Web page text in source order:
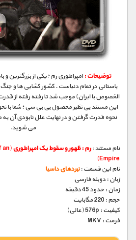
مستند های اختصاصی
توضیحات :امپراطوری رم ؛ یکی از بزرگترین
باستانی در تمام دنیاست . کشور کشایی ها و
الخصوص با ایران) موجب شد تا رفته رفته از
این مستند بی نظیر محصول بی بی سی ؛ شما با
نحوه قدرت گرفتن و در نهایت علل نابودی آن
می شوید.
نام مستند :رم : ظهور و سقوط یک امپراطوری an
Empire)
نام این قسمت :نبردهای داسیا
زبان : دوبله فارسی
زمان : حدود 45 دقیقه
حجم : 220 مگابایت
کیفیت : 576p (عالی)
فرمت : MKV